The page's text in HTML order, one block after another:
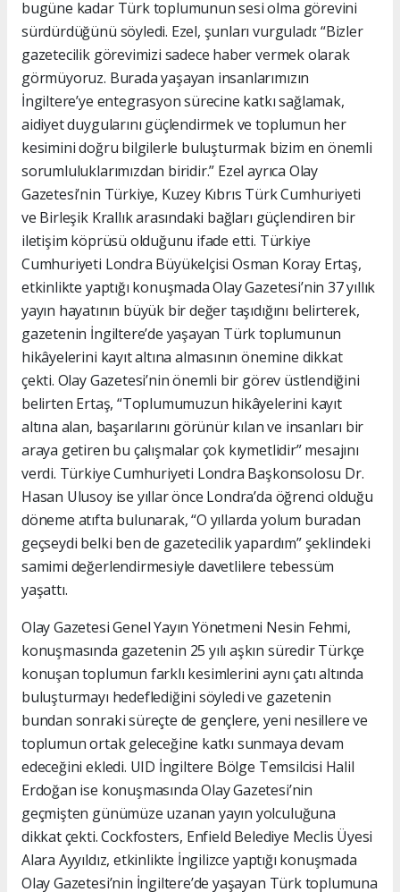
bugüne kadar Türk toplumunun sesi olma görevini
sürdürdüğünü söyledi. Ezel, şunları vurguladı: “Bizler
gazetecilik görevimizi sadece haber vermek olarak
görmüyoruz. Burada yaşayan insanlarımızın
İngiltere’ye entegrasyon sürecine katkı sağlamak,
aidiyet duygularını güçlendirmek ve toplumun her
kesimini doğru bilgilerle buluşturmak bizim en önemli
sorumluluklarımızdan biridir.” Ezel ayrıca Olay
Gazetesi’nin Türkiye, Kuzey Kıbrıs Türk Cumhuriyeti
ve Birleşik Krallık arasındaki bağları güçlendiren bir
iletişim köprüsü olduğunu ifade etti. Türkiye
Cumhuriyeti Londra Büyükelçisi Osman Koray Ertaş,
etkinlikte yaptığı konuşmada Olay Gazetesi’nin 37 yıllık
yayın hayatının büyük bir değer taşıdığını belirterek,
gazetenin İngiltere’de yaşayan Türk toplumunun
hikâyelerini kayıt altına almasının önemine dikkat
çekti. Olay Gazetesi’nin önemli bir görev üstlendiğini
belirten Ertaş, “Toplumumuzun hikâyelerini kayıt
altına alan, başarılarını görünür kılan ve insanları bir
araya getiren bu çalışmalar çok kıymetlidir” mesajını
verdi. Türkiye Cumhuriyeti Londra Başkonsolosu Dr.
Hasan Ulusoy ise yıllar önce Londra’da öğrenci olduğu
döneme atıfta bulunarak, “O yıllarda yolum buradan
geçseydi belki ben de gazetecilik yapardım” şeklindeki
samimi değerlendirmesiyle davetlilere tebessüm
yaşattı.
Olay Gazetesi Genel Yayın Yönetmeni Nesin Fehmi,
konuşmasında gazetenin 25 yılı aşkın süredir Türkçe
konuşan toplumun farklı kesimlerini aynı çatı altında
buluşturmayı hedeflediğini söyledi ve gazetenin
bundan sonraki süreçte de gençlere, yeni nesillere ve
toplumun ortak geleceğine katkı sunmaya devam
edeceğini ekledi. UID İngiltere Bölge Temsilcisi Halil
Erdoğan ise konuşmasında Olay Gazetesi’nin
geçmişten günümüze uzanan yayın yolculuğuna
dikkat çekti. Cockfosters, Enfield Belediye Meclis Üyesi
Alara Ayyıldız, etkinlikte İngilizce yaptığı konuşmada
Olay Gazetesi’nin İngiltere’de yaşayan Türk toplumuna